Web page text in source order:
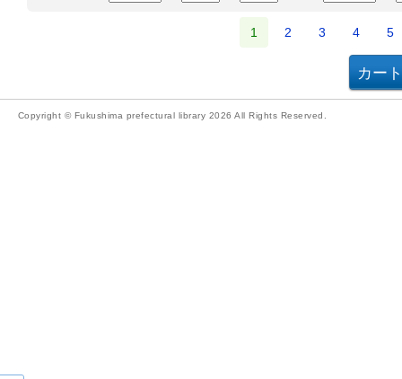
1 2 3 4 5
Copyright © Fukushima prefectural library 2026 All Rights Reserved.